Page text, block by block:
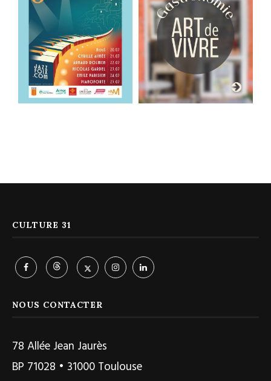
CULTURE 31
NOUS CONTACTER
78 Allée Jean Jaurès
BP 71028 • 31000 Toulouse